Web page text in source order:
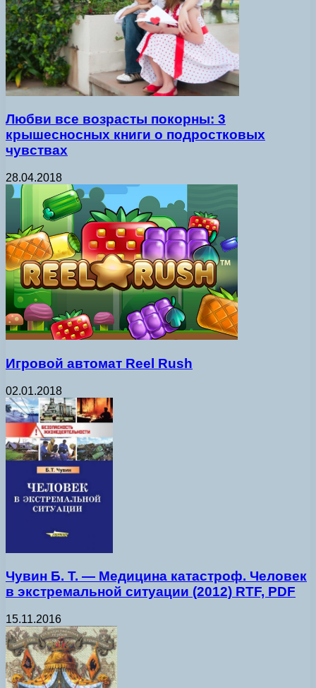
Любви все возрасты покорны: 3
крышесносных книги о подростковых
чувствах
28.04.2018
Игровой автомат Reel Rush
02.01.2018
Чувин Б. Т. — Медицина катастроф. Человек
в экстремальной ситуации (2012) RTF, PDF
15.11.2016